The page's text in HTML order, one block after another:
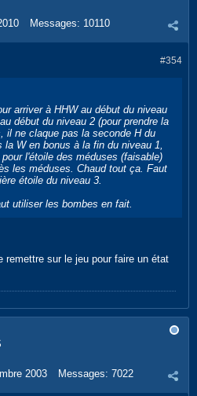
Messages: 10110
#354
arriver à HHW au début du niveau
début du niveau 2 (pour prendre la
il ne claque pas la seconde H du
la W en bonus à la fin du niveau 1,
l'étoile des méduses (faisable)
les méduses. Chaud tout ça. Faut
étoile du niveau 3.
utiliser les bombes en fait.
sur le jeu pour faire un état
2003 Messages: 7022